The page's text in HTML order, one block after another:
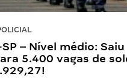
– Nível médio: Saiu
5.400 vagas de